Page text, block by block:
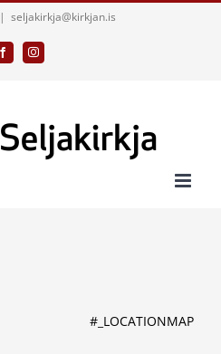
| seljakirkja@kirkjan.is
FacebookInstagram
#_LOCATIONMAP